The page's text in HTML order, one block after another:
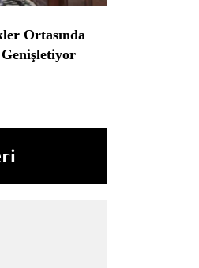
Ortasında